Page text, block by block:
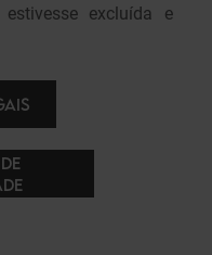
excluída e